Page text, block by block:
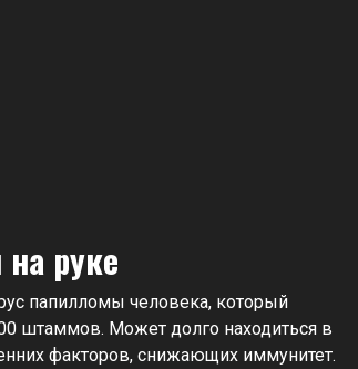
руке
папилломы человека, который
штаммов. Может долго находиться в
факторов, снижающих иммунитет.